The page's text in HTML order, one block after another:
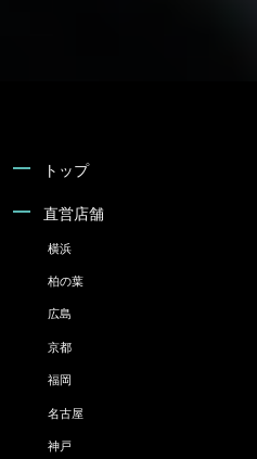
トップ
直営店舗
横浜
柏の葉
広島
京都
福岡
名古屋
神戸